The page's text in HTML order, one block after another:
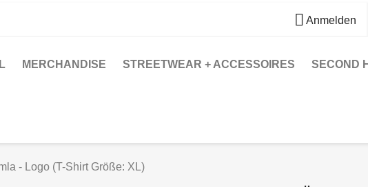
 Anmelden
MERCHANDISE STREETWEAR + ACCESSOIRES SECOND
- Logo (T-Shirt Größe: XL)